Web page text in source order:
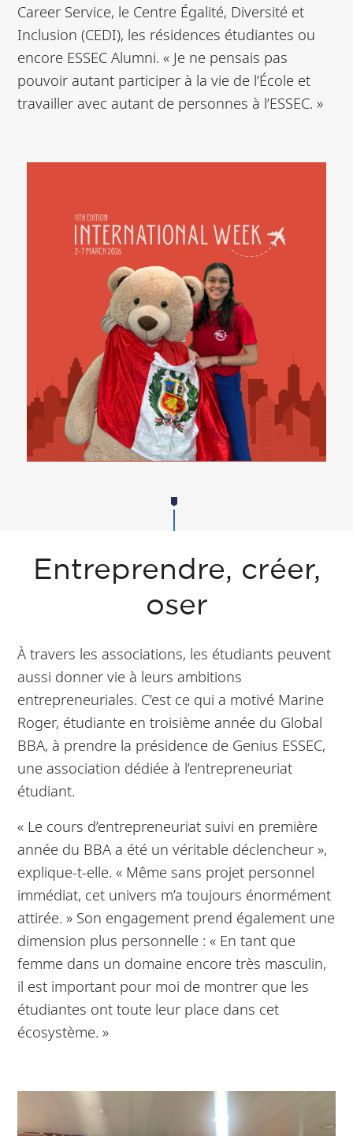
Career Service, le Centre Égalité, Diversité et
Inclusion (CEDI), les résidences étudiantes ou
encore ESSEC Alumni. « Je ne pensais pas
pouvoir autant participer à la vie de l’École et
travailler avec autant de personnes à l’ESSEC. »
Entreprendre, créer,
oser
À travers les associations, les étudiants peuvent
aussi donner vie à leurs ambitions
entrepreneuriales. C’est ce qui a motivé Marine
Roger, étudiante en troisième année du Global
BBA, à prendre la présidence de Genius ESSEC,
une association dédiée à l’entrepreneuriat
étudiant.
« Le cours d’entrepreneuriat suivi en première
année du BBA a été un véritable déclencheur »,
explique-t-elle. « Même sans projet personnel
immédiat, cet univers m’a toujours énormément
attirée. » Son engagement prend également une
dimension plus personnelle : « En tant que
femme dans un domaine encore très masculin,
il est important pour moi de montrer que les
étudiantes ont toute leur place dans cet
écosystème. »